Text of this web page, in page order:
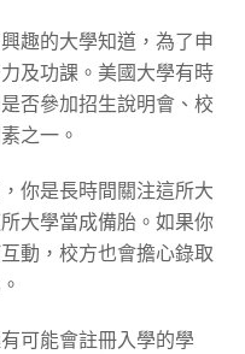
趣的大學知道，為了申
及功課。美國大學有時
否參加招生說明會、校
之一。
你是長時間關注這所大
大學當成備胎。如果你
動，校方也會擔心錄取
可能會註冊入學的學